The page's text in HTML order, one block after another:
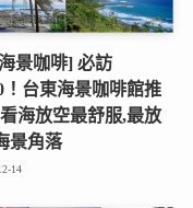
景咖啡] 必訪
！台東海景咖啡館推
海放空最舒服,最放
景角落
14